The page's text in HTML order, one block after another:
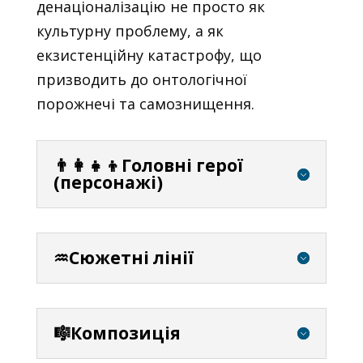
денаціоналізацію не просто як
культурну проблему, а як
екзистенційну катастрофу, що
призводить до онтологічної
порожнечі та самознищення.
👨‍👩‍👧‍👦Головні герої
(персонажі)
♒Сюжетні лінії
🎼Композиція